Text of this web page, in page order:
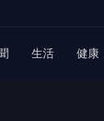
生活 健康